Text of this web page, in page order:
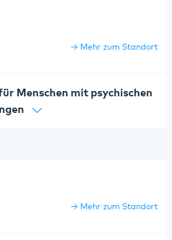
Mehr zum Standort
Menschen mit psychischen
Mehr zum Standort